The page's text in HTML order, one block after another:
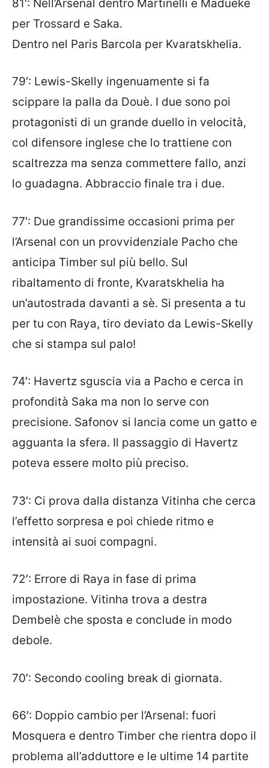
81′: Nell’Arsenal dentro Martinelli e Madueke
per Trossard e Saka.
Dentro nel Paris Barcola per Kvaratskhelia.
79′: Lewis-Skelly ingenuamente si fa
scippare la palla da Douè. I due sono poi
protagonisti di un grande duello in velocità,
col difensore inglese che lo trattiene con
scaltrezza ma senza commettere fallo, anzi
lo guadagna. Abbraccio finale tra i due.
77′: Due grandissime occasioni prima per
l’Arsenal con un provvidenziale Pacho che
anticipa Timber sul più bello. Sul
ribaltamento di fronte, Kvaratskhelia ha
un’autostrada davanti a sè. Si presenta a tu
per tu con Raya, tiro deviato da Lewis-Skelly
che si stampa sul palo!
74′: Havertz sguscia via a Pacho e cerca in
profondità Saka ma non lo serve con
precisione. Safonov si lancia come un gatto e
agguanta la sfera. Il passaggio di Havertz
poteva essere molto più preciso.
73′: Ci prova dalla distanza Vitinha che cerca
l’effetto sorpresa e poi chiede ritmo e
intensità ai suoi compagni.
72′: Errore di Raya in fase di prima
impostazione. Vitinha trova a destra
Dembelè che sposta e conclude in modo
debole.
70′: Secondo cooling break di giornata.
66′: Doppio cambio per l’Arsenal: fuori
Mosquera e dentro Timber che rientra dopo il
problema all’adduttore e le ultime 14 partite